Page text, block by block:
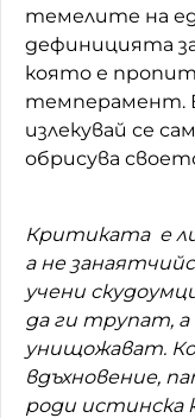
темелите на
дефиницията
която е
темперамент.
излекувай се
обрисува
Критиката е
а не
учени
да ги трупат, а
унищожават.
вдъхновение,
роди истинска